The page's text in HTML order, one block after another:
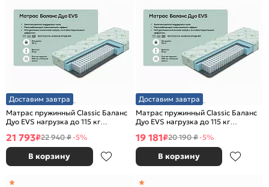
Доставим завтра
Матрас пружинный Classic Баланс
Дуо EVS нагрузка до 115 кг
21 793₽22 940 ₽-5%
В корзину
Доставим завтра
Матрас пружинный Classic Баланс
Дуо EVS нагрузка до 115 кг
19 181₽20 190 ₽-5%
В корзину